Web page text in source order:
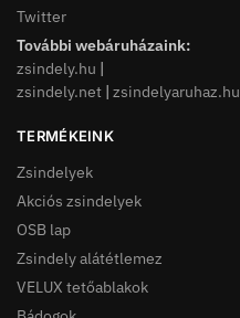
Twitter
További webáruházaink:
zsindely.hu
zsindely.net zsindelyaruhaz.hu
TERMÉKEINK
Zsindelyek
Akciós zsindelyek
OSB lap
Zsindely alátétlemez
VELUX tetőablakok